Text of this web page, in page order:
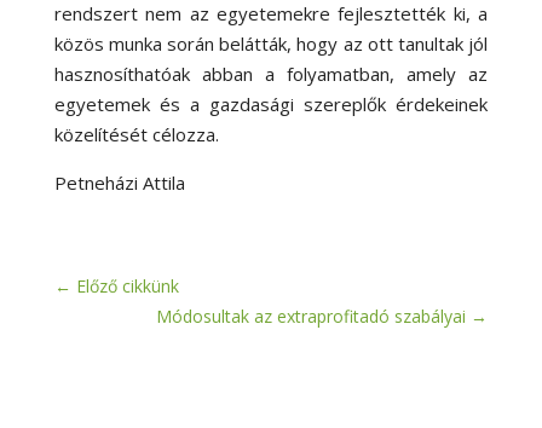
rendszert nem az egyetemekre fejlesztették ki, a
közös munka során belátták, hogy az ott tanultak jól
hasznosíthatóak abban a folyamatban, amely az
egyetemek és a gazdasági szereplők érdekeinek
közelítését célozza.
Petneházi Attila
← Előző cikkünk
Módosultak az extraprofitadó szabályai →